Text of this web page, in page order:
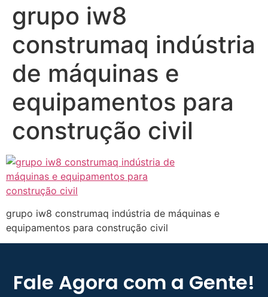
grupo iw8
construmaq indústria
de máquinas e
equipamentos para
construção civil
grupo iw8 construmaq indústria de máquinas e
equipamentos para construção civil
Fale Agora com a Gente!